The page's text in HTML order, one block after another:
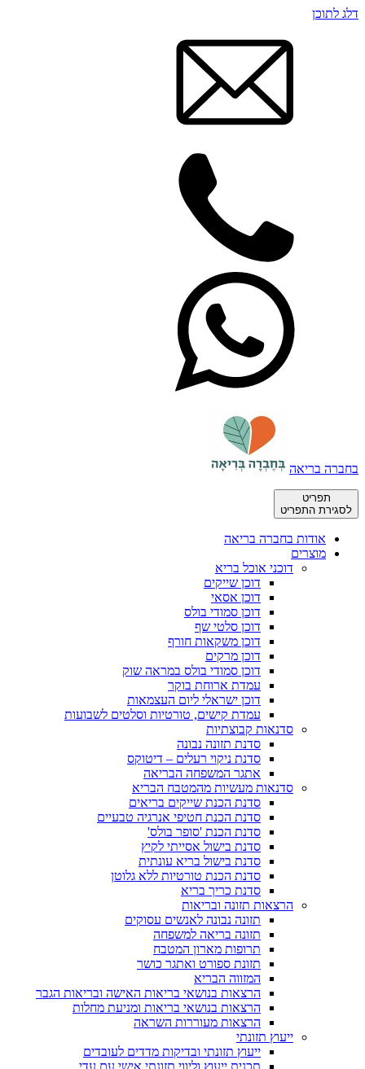
דלג לתוכן
בחברה בריאה
תפריט
לסגירת התפריט
אודות בחברה בריאה
מוצרים
דוכני אוכל בריא
דוכן שייקים
דוכן אסאי
דוכן סמודי בולס
דוכן סלטי שף
דוכן משקאות חורף
דוכן מרקים
דוכן סמודי בולס במראה שוק
עמדת ארוחת בוקר
דוכן ישראלי ליום העצמאות
עמדת קישים, טורטיות וסלטים לשבועות
סדנאות קבוצתיות
סדנת תזונה נבונה
סדנת ניקוי רעלים – דיטוקס
אתגר המשפחה הבריאה
סדנאות מעשיות מהמטבח הבריא
סדנת הכנת שייקים בריאים
סדנת הכנת חטיפי אנרגיה טבעיים
סדנת הכנת 'סופר בולס'
סדנת בישול אסייתי לקיץ
סדנת בישול בריא עונתית
סדנת הכנת טורטיות ללא גלוטן
סדנת כריך בריא
הרצאות תזונה ובריאות
תזונה נבונה לאנשים עסוקים
תזונה בריאה למשפחה
תרופות מארון המטבח
תזונת ספורט ואתגר כושר
המזווה הבריא
הרצאות בנושאי בריאות האישה ובריאות הגבר
הרצאות בנושאי בריאות ומניעת מחלות
הרצאות מעוררות השראה
ייעוץ תזונתי
ייעוץ תזונתי ובדיקות מדדים לעובדים
תכנית ייעוץ וליווי תזונתי אישי עם עדי